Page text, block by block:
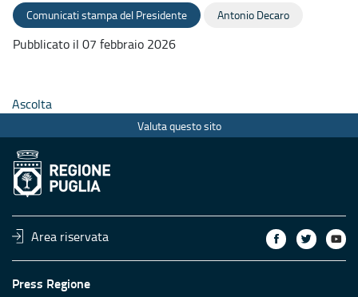
Comunicati stampa del Presidente Antonio Decaro
Pubblicato il 07 febbraio 2026
Ascolta
Valuta questo sito
Area riservata
Press Regione